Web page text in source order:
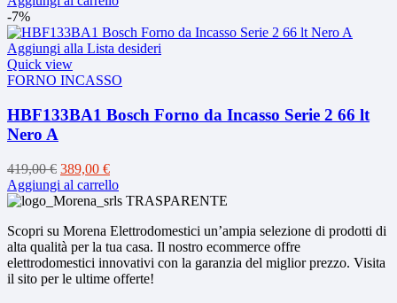
era:
799,00 €.
è:
659,00 €.
-7%
Aggiungi alla Lista desideri
Quick view
FORNO INCASSO
HBF133BA1 Bosch Forno da Incasso Serie 2 66 lt
Nero A
419,00€ Il
prezzo
originale
419,00 €.
389,00 €Il
prezzo
attuale
389,00 €.
Aggiungi al carrello
Scopri su Morena Elettrodomestici un’ampia selezione di prodotti di
alta qualità per la tua casa. Il nostro ecommerce offre
elettrodomestici innovativi con la garanzia del miglior prezzo. Visita
il sito per le ultime offerte!